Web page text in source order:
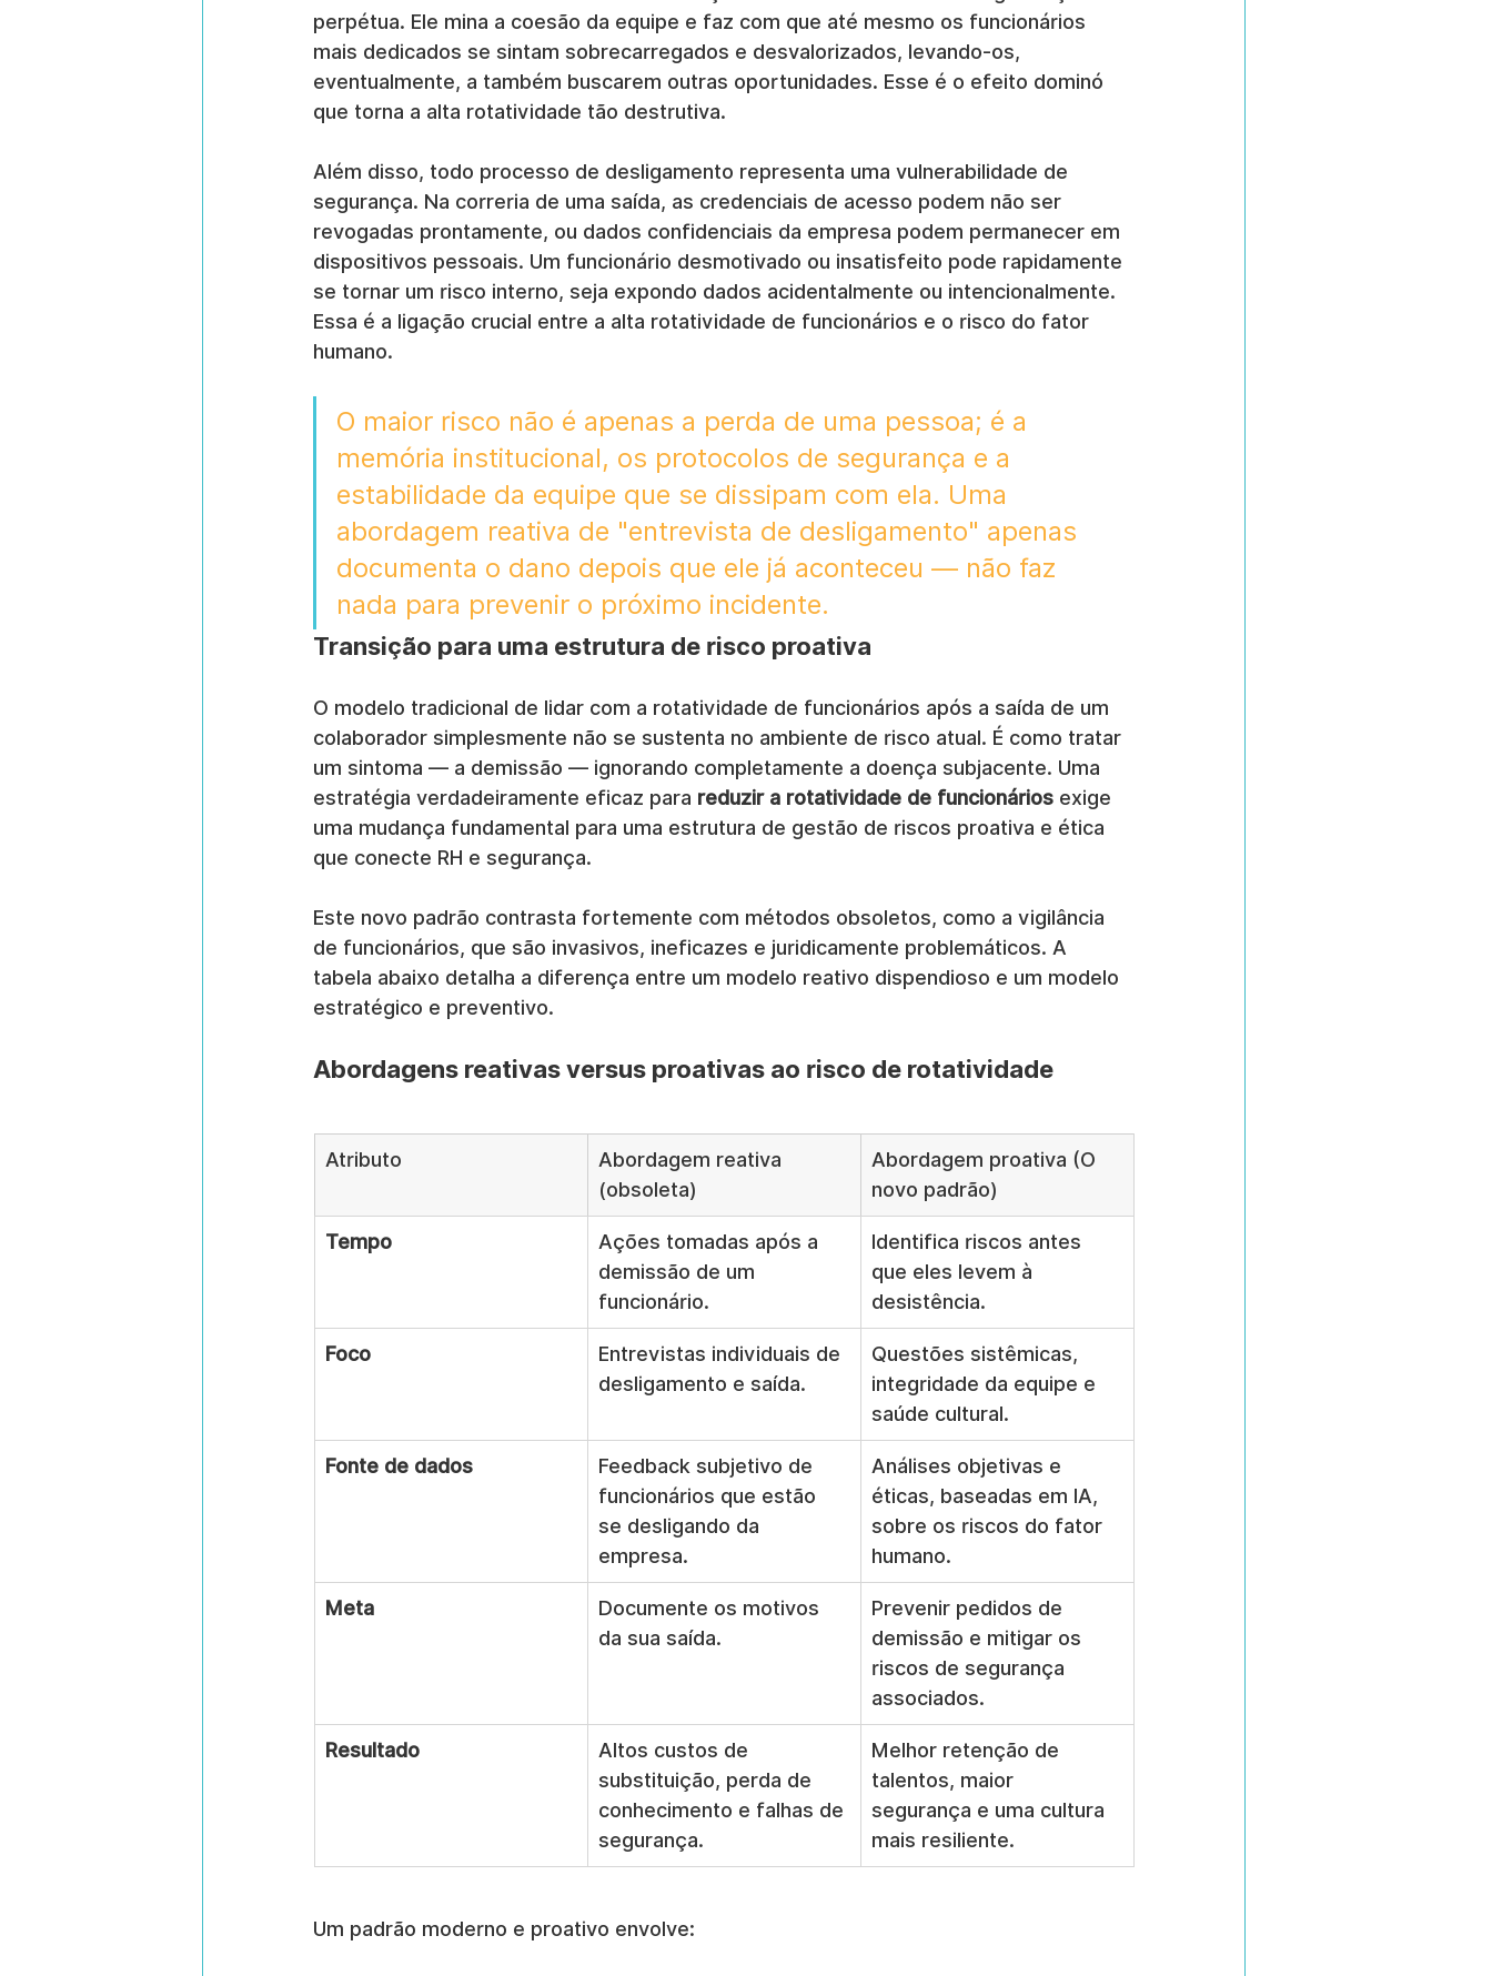
perpétua. Ele mina a coesão da equipe e faz com que até mesmo os funcionários
mais dedicados se sintam sobrecarregados e desvalorizados, levando-os,
eventualmente, a também buscarem outras oportunidades. Esse é o efeito dominó
que torna a alta rotatividade tão destrutiva.
Além disso, todo processo de desligamento representa uma vulnerabilidade de
segurança. Na correria de uma saída, as credenciais de acesso podem não ser
revogadas prontamente, ou dados confidenciais da empresa podem permanecer em
dispositivos pessoais. Um funcionário desmotivado ou insatisfeito pode rapidamente
se tornar um risco interno, seja expondo dados acidentalmente ou intencionalmente.
Essa é a ligação crucial entre a alta rotatividade de funcionários e o risco do fator
humano.
O maior risco não é apenas a perda de uma pessoa; é a
memória institucional, os protocolos de segurança e a
estabilidade da equipe que se dissipam com ela. Uma
abordagem reativa de "entrevista de desligamento" apenas
documenta o dano depois que ele já aconteceu — não faz
nada para prevenir o próximo incidente.
Transição para uma estrutura de risco proativa
O modelo tradicional de lidar com a rotatividade de funcionários após a saída de um
colaborador simplesmente não se sustenta no ambiente de risco atual. É como tratar
um sintoma — a demissão — ignorando completamente a doença subjacente. Uma
estratégia verdadeiramente eficaz para reduzir a rotatividade de funcionários exige
uma mudança fundamental para uma estrutura de gestão de riscos proativa e ética
que conecte RH e segurança.
Este novo padrão contrasta fortemente com métodos obsoletos, como a vigilância
de funcionários, que são invasivos, ineficazes e juridicamente problemáticos. A
tabela abaixo detalha a diferença entre um modelo reativo dispendioso e um modelo
estratégico e preventivo.
Abordagens reativas versus proativas ao risco de rotatividade
Atributo
Abordagem reativa
(obsoleta)
Abordagem proativa (O
novo padrão)
Tempo
Ações tomadas após a
demissão de um
funcionário.
Identifica riscos antes
que eles levem à
desistência.
Foco
Entrevistas individuais de
desligamento e saída.
Questões sistêmicas,
integridade da equipe e
saúde cultural.
Fonte de dados
Feedback subjetivo de
funcionários que estão
se desligando da
empresa.
Análises objetivas e
éticas, baseadas em IA,
sobre os riscos do fator
humano.
Meta
Documente os motivos
da sua saída.
Prevenir pedidos de
demissão e mitigar os
riscos de segurança
associados.
Resultado
Altos custos de
substituição, perda de
conhecimento e falhas de
segurança.
Melhor retenção de
talentos, maior
segurança e uma cultura
mais resiliente.
Um padrão moderno e proativo envolve: